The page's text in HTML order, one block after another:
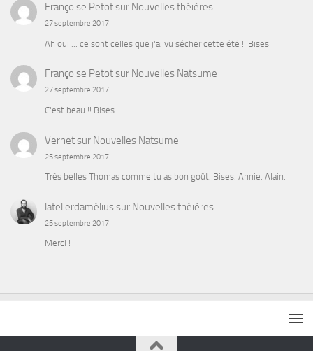
Françoise Petotsur Nouvelles théières
27 septembre 2017
Ah oui ... ce sont celles que j'ai vu sécher cette été !! Bises
Françoise Petotsur Nouvelles Natsume
27 septembre 2017
C'est beau !! Bises
Vernetsur Nouvelles Natsume
25 septembre 2017
Très belles Thomas comme tu as bon goût. Bises. Annie. Alain.
latelierdaméliussur Nouvelles théières
25 septembre 2017
Merci !